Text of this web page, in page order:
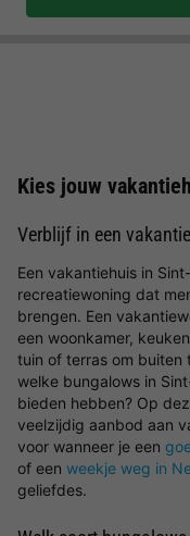
Kies jouw
Verblijf in een
Een vakantiehuis in
recreatiewoning dat
brengen. Een
een woonkamer,
tuin of terras om buiten
welke bungalows in
bieden hebben? Op
veelzijdig aanbod aan
voor wanneer je een
of een weekje weg in
geliefdes.